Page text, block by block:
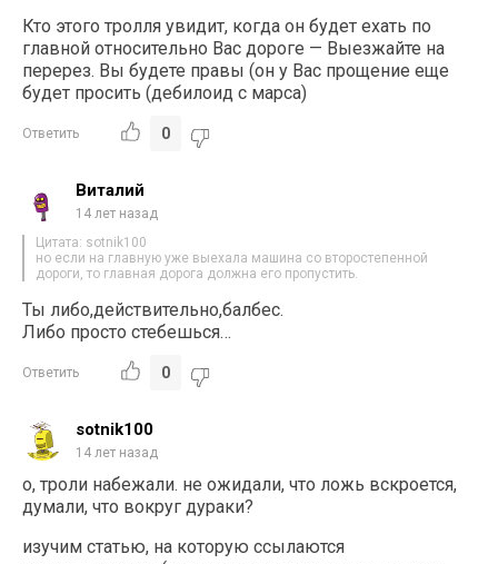
Кто этого тролля увидит, когда он будет ехать по
главной относительно Вас дороге — Выезжайте на
перерез. Вы будете правы (он у Вас прощение еще
будет просить (дебилоид с марса)
Ответить 0
Виталий
14 лет назад
Цитата: sotnik100
но если на главную уже выехала машина со второстепенной
дороги, то главная дорога должна его пропустить.
Ты либо,действительно,балбес.
Либо просто стебешься…
Ответить 0
sotnik100
14 лет назад
о, троли набежали. не ожидали, что ложь вскроется,
думали, что вокруг дураки?
изучим статью, на которую ссылаются